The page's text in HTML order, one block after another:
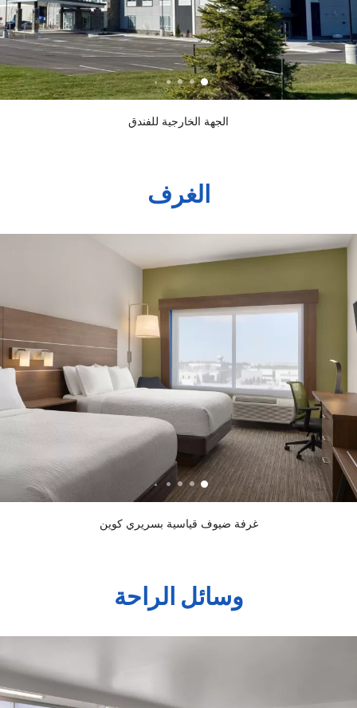
الجهة الخارجية للفندق
الغرف
غرفة ضيوف قياسية بسريري كوين
وسائل الراحة